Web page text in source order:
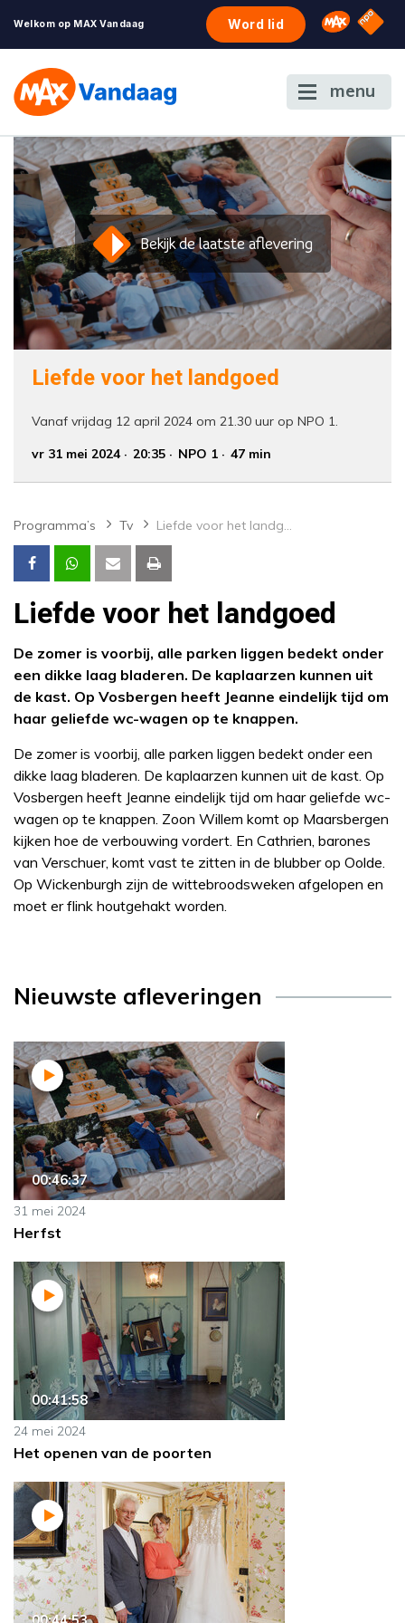
Welkom op MAX Vandaag Word lid Omroep
NPO
menu
Bekijk de laatste aflevering
Liefde voor het landgoed
Vanaf vrijdag 12 april 2024 om 21.30 uur op NPO 1.
vr 31 mei 2024
20:35 NPO 1 47 min
Programma’s Tv Liefde voor het landgoed
Liefde voor het landgoed
De zomer is voorbij, alle parken liggen bedekt onder
een dikke laag bladeren. De kaplaarzen kunnen uit
de kast. Op Vosbergen heeft Jeanne eindelijk tijd om
haar geliefde wc-wagen op te knappen.
De zomer is voorbij, alle parken liggen bedekt onder een
dikke laag bladeren. De kaplaarzen kunnen uit de kast. Op
Vosbergen heeft Jeanne eindelijk tijd om haar geliefde wc-
wagen op te knappen. Zoon Willem komt op Maarsbergen
kijken hoe de verbouwing vordert. En Cathrien, barones
van Verschuer, komt vast te zitten in de blubber op Oolde.
Op Wickenburgh zijn de wittebroodsweken afgelopen en
moet er flink houtgehakt worden.
Nieuwste afleveringen
00:46:37
31 mei 2024
Herfst
00:41:58
24 mei 2024
Het openen van de poorten